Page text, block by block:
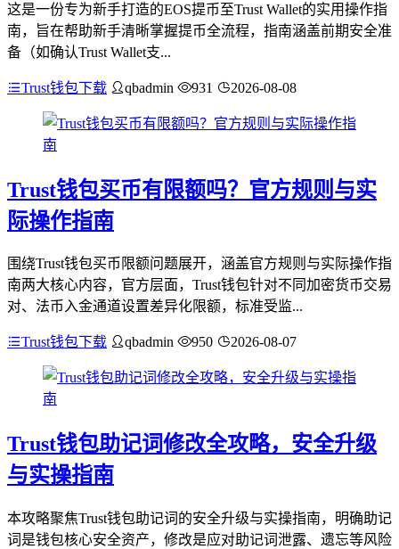
这是一份专为新手打造的EOS提币至Trust Wallet的实用操作指
南，旨在帮助新手清晰掌握提币全流程，指南涵盖前期安全准
备（如确认Trust Wallet支...
Trust钱包下载 qbadmin 931 2026-08-08
Trust钱包买币有限额吗？官方规则与实
际操作指南
围绕Trust钱包买币限额问题展开，涵盖官方规则与实际操作指
南两大核心内容，官方层面，Trust钱包针对不同加密货币交易
对、法币入金通道设置差异化限额，标准受监...
Trust钱包下载 qbadmin 950 2026-08-07
Trust钱包助记词修改全攻略，安全升级
与实操指南
本攻略聚焦Trust钱包助记词的安全升级与实操指南，明确助记
词是钱包核心安全资产，修改是应对助记词泄露、遗忘等风险